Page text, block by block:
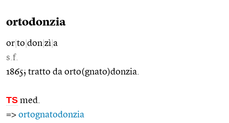
ortodonzia
or to don zì a
s.f.
1865; tratto da orto(gnato)donzia.
TS med.
=> ortognatodonzia